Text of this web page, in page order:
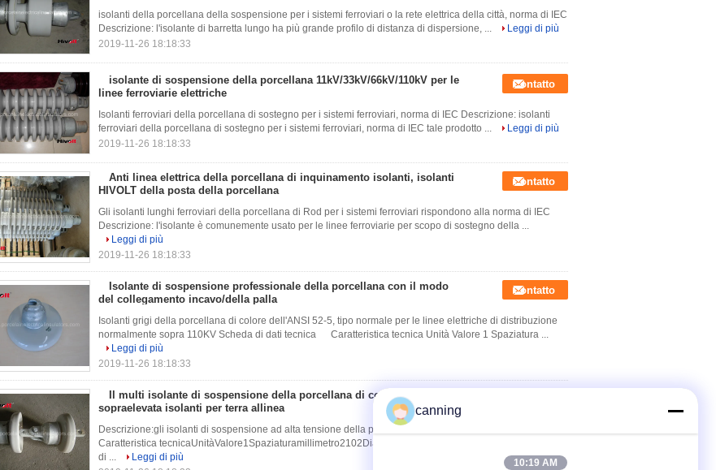
isolanti della porcellana della sospensione per i sistemi ferroviari o la rete elettrica della città, norma di IEC
Descrizione: l'isolante di barretta lungo ha più grande profilo di distanza di dispersione, ...
Leggi di più
2019-11-26 18:18:33
isolante di sospensione della porcellana 11kV/33kV/66kV/110kV per le
linee ferroviarie elettriche
Contatto
Isolanti ferroviari della porcellana di sostegno per i sistemi ferroviari, norma di IEC Descrizione: isolanti
ferroviari della porcellana di sostegno per i sistemi ferroviari, norma di IEC tale prodotto ...
Leggi di più
2019-11-26 18:18:33
Anti linea elettrica della porcellana di inquinamento isolanti, isolanti
HIVOLT della posta della porcellana
Contatto
Gli isolanti lunghi ferroviari della porcellana di Rod per i sistemi ferroviari rispondono alla norma di IEC
Descrizione: l'isolante è comunemente usato per le linee ferroviarie per scopo di sostegno della ...
Leggi di più
2019-11-26 18:18:33
Isolante di sospensione professionale della porcellana con il modo
del collegamento incavo/della palla
Contatto
Isolanti grigi della porcellana di colore dell'ANSI 52-5, tipo normale per le linee elettriche di distribuzione
normalmente sopra 110KV Scheda di dati tecnica Caratteristica tecnica Unità Valore 1 Spaziatura ...
Leggi di più
2019-11-26 18:18:33
Il multi isolante di sospensione della porcellana di colore/linea
sopraelevata isolanti per terra allinea
Descrizione:gli isolanti di sospensione ad alta tensione della porcellana 100KN per terra allineano
Caratteristica tecnicaUnitàValore1Spaziaturamillimetro2102Diametro della tettoiamillimetro1703Distanza
di ...
Leggi di più
canning
10:19 AM